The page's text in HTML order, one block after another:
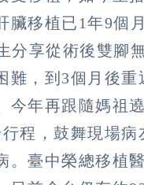
臟移植已1年9個
分享從術後雙腳無
難，到3個月後重
今年再跟隨媽祖
程，鼓舞現場病
。臺中榮總移植